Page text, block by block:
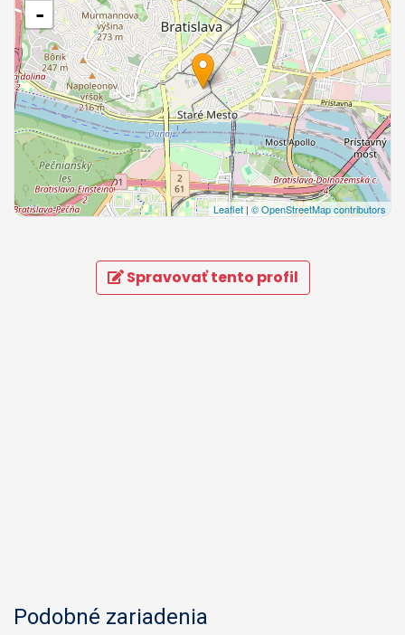
-
Leaflet | © OpenStreetMap contributors
Spravovať tento profil
Podobné zariadenia